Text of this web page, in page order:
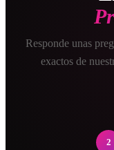
Responde unas
exactos de
2